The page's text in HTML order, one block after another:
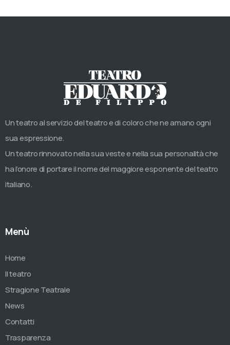
Un teatro al servizio del teatro e di coloro che ne amano ogni
sua espressione.
Un teatro rinnovato nella sua veste e nella sua personalità che
ha l’onore di portare il nome del maggiore esponente del teatro
italiano.
Menù
Home
Il teatro
Stragione Teatrale
News
Contatti
Trasparenza